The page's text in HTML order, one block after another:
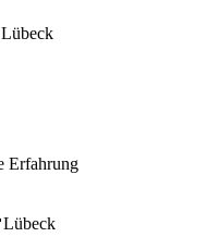
Lübeck
Erfahrung
Lübeck